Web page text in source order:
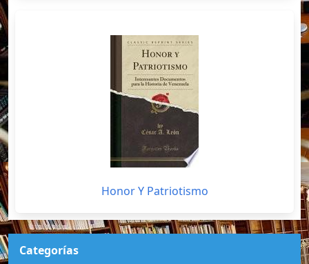
Honor Y Patriotismo
Categorías